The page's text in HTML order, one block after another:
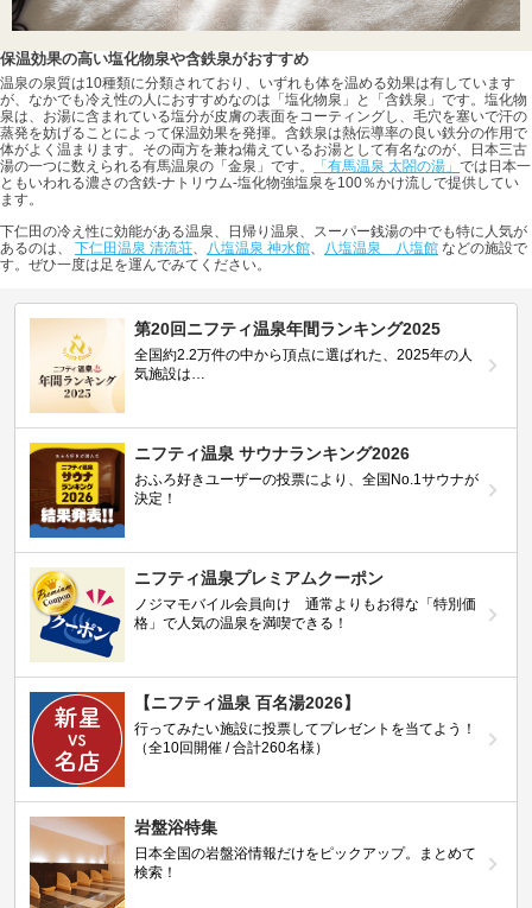
保温効果の高い塩化物泉や含鉄泉がおすすめ
温泉の泉質は10種類に分類されており、いずれも体を温める効果は有しています
が、なかでも冷え性の人におすすめなのは「塩化物泉」と「含鉄泉」です。塩化物
泉は、お湯に含まれている塩分が皮膚の表面をコーティングし、毛穴を塞いで汗の
蒸発を妨げることによって保温効果を発揮。含鉄泉は熱伝導率の良い鉄分の作用で
体がよく温まります。その両方を兼ね備えているお湯として有名なのが、日本三古
湯の一つに数えられる有馬温泉の「金泉」です。
「有馬温泉 太閤の湯」 では日本一
ともいわれる濃さの含鉄-ナトリウム-塩化物強塩泉を100％かけ流しで提供してい
ます。
下仁田の冷え性に効能がある温泉、日帰り温泉、スーパー銭湯の中でも特に人気が
あるのは、 下仁田温泉 清流荘、 八塩温泉 神水館、 八塩温泉 八塩館 などの施設で
す。ぜひ一度は足を運んでみてください。
第20回ニフティ温泉年間ランキング2025
全国約2.2万件の中から頂点に選ばれた、2025年の人
気施設は…
ニフティ温泉 サウナランキング2026
おふろ好きユーザーの投票により、全国No.1サウナが
決定！
ニフティ温泉プレミアムクーポン
ノジマモバイル会員向け 通常よりもお得な「特別価
格」で人気の温泉を満喫できる！
【ニフティ温泉 百名湯2026】
行ってみたい施設に投票してプレゼントを当てよう！
（全10回開催 / 合計260名様）
岩盤浴特集
日本全国の岩盤浴情報だけをピックアップ。まとめて
検索！